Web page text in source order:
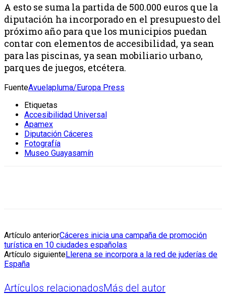
A esto se suma la partida de 500.000 euros que la
diputación ha incorporado en el presupuesto del
próximo año para que los municipios puedan
contar con elementos de accesibilidad, ya sean
para las piscinas, ya sean mobiliario urbano,
parques de juegos, etcétera.
FuenteAvuelapluma/Europa Press
Etiquetas
Accesibilidad Universal
Apamex
Diputación Cáceres
Fotografía
Museo Guayasamín
Artículo anteriorCáceres inicia una campaña de promoción
turística en 10 ciudades españolas
Artículo siguienteLlerena se incorpora a la red de juderías de
España
Artículos relacionadosMás del autor